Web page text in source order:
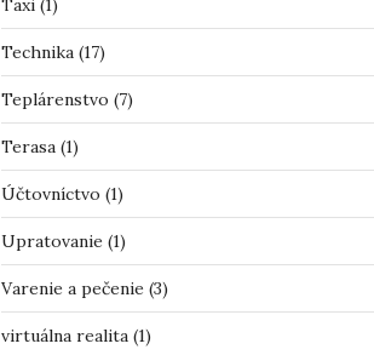
Taxi(1)
Technika(17)
Teplárenstvo (7)
Terasa(1)
Účtovníctvo (1)
Upratovanie (1)
Varenie a pečenie (3)
virtuálna realita(1)